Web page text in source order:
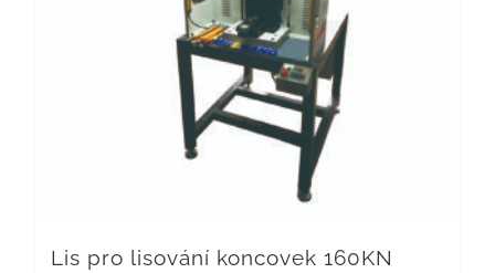
Lis pro lisování koncovek 160KN